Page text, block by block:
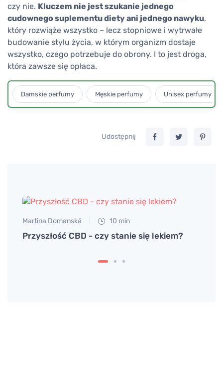
czy nie. Kluczem nie jest szukanie jednego
cudownego suplementu diety ani jednego nawyku,
który rozwiąże wszystko – lecz stopniowe i wytrwałe
budowanie stylu życia, w którym organizm dostaje
wszystko, czego potrzebuje do obrony. I to jest droga,
która zawsze się opłaca.
Damskie perfumy Męskie perfumy Unisex perfumy
Udostępnij
Martina Domanská 10 min
Przyszłość CBD - czy stanie się lekiem?